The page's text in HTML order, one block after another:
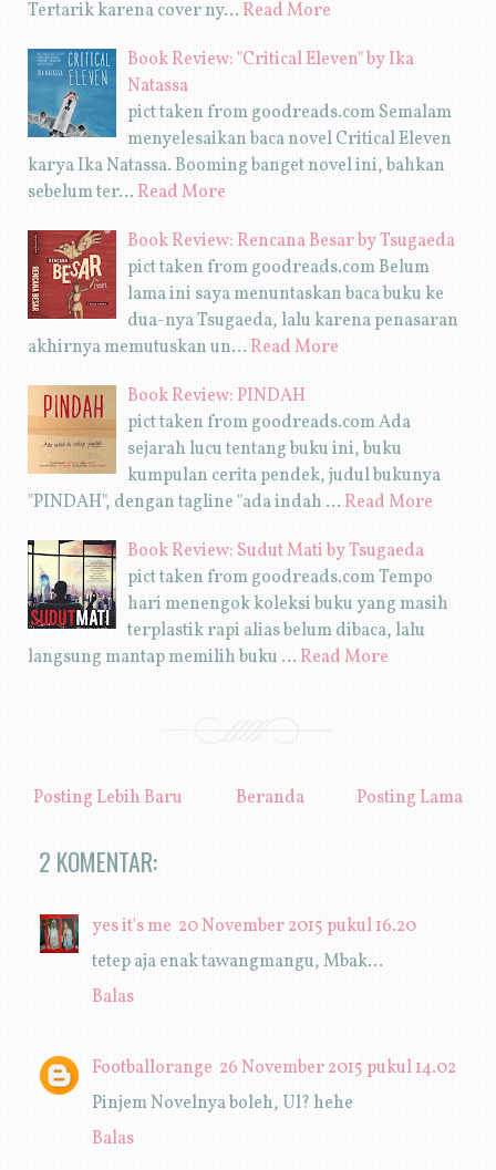
Tertarik karena cover ny… Read More
Book Review: "Critical Eleven" by Ika
Natassa
pict taken from goodreads.com Semalam
menyelesaikan baca novel Critical Eleven
karya Ika Natassa. Booming banget novel ini, bahkan
sebelum ter… Read More
Book Review: Rencana Besar by Tsugaeda
pict taken from goodreads.com Belum
lama ini saya menuntaskan baca buku ke
dua-nya Tsugaeda, lalu karena penasaran
akhirnya memutuskan un… Read More
Book Review: PINDAH
pict taken from goodreads.com Ada
sejarah lucu tentang buku ini, buku
kumpulan cerita pendek, judul bukunya
"PINDAH", dengan tagline "ada indah … Read More
Book Review: Sudut Mati by Tsugaeda
pict taken from goodreads.com Tempo
hari menengok koleksi buku yang masih
terplastik rapi alias belum dibaca, lalu
langsung mantap memilih buku … Read More
Posting Lebih Baru Posting Lama
Beranda
2 KOMENTAR:
yes it's me 20 November 2015 pukul 16.20
tetep aja enak tawangmangu, Mbak...
Balas
Footballorange 26 November 2015 pukul 14.02
Pinjem Novelnya boleh, Ul? hehe
Balas